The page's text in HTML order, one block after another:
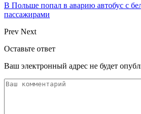
В Польше попал в аварию автобус с
пассажирами
Prev Next
Оставьте ответ
Ваш электронный адрес не будет